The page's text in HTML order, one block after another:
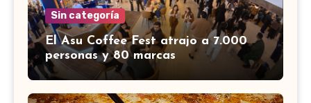
Sin categoría
El Asu Coffee Fest atrajo a 7.000
personas y 80 marcas